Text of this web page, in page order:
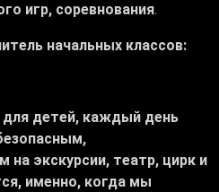
игр, соревнования.
начальных классов:
детей, каждый день
на экскурсии, театр, цирк и
именно, когда мы